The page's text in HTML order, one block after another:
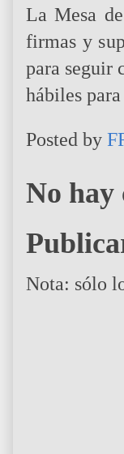
La Mesa
firmas y
para seguir
hábiles
Posted by
No hay
Nota: sólo